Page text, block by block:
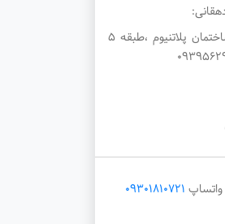
شیراز : خیابان خلدبرین ،ساختمان پلاتنیوم ،طبقه ۵
09301810721